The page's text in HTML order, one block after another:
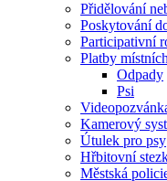
Přidělování
Poskytování
Participativní
Platby
Odpady
Psi
Kamerový
Útulek pro psy
Hřbitovní
Městská